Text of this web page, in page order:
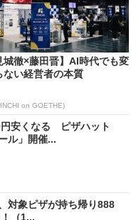
城徹×藤田晋】AI時代でも変
ない経営者の本質
on GOETHE)
安くなる ピザハット
ル」開催...
対象ピザが持ち帰り888
（1...